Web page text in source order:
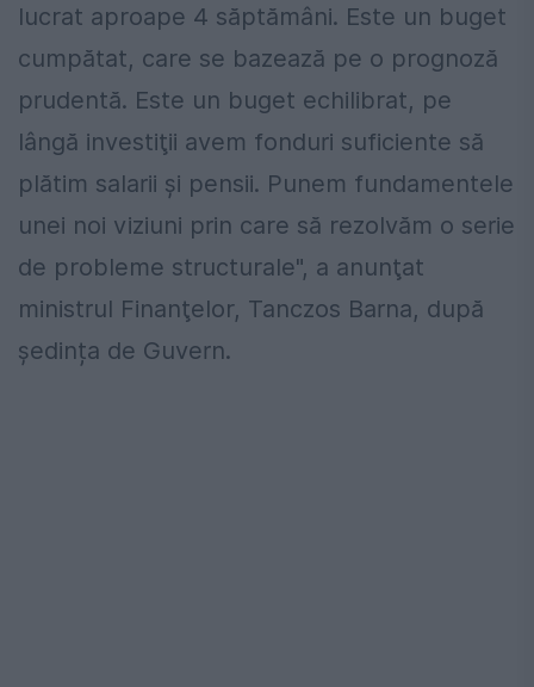
lucrat aproape 4 săptămâni. Este un buget
cumpătat, care se bazează pe o prognoză
prudentă. Este un buget echilibrat, pe
lângă investiţii avem fonduri suficiente să
plătim salarii şi pensii. Punem fundamentele
unei noi viziuni prin care să rezolvăm o serie
de probleme structurale", a anunţat
ministrul Finanţelor, Tanczos Barna, după
ședința de Guvern.